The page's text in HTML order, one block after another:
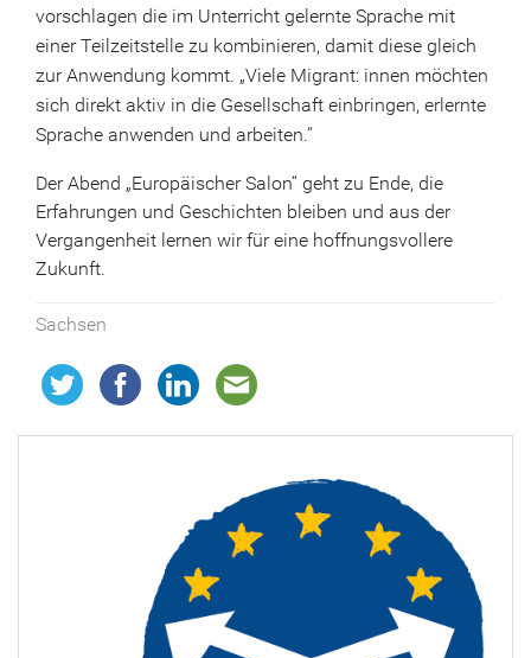
vorschlagen die im Unterricht gelernte Sprache mit
einer Teilzeitstelle zu kombinieren, damit diese gleich
zur Anwendung kommt. „Viele Migrant: innen möchten
sich direkt aktiv in die Gesellschaft einbringen, erlernte
Sprache anwenden und arbeiten.“
Der Abend „Europäischer Salon“ geht zu Ende, die
Erfahrungen und Geschichten bleiben und aus der
Vergangenheit lernen wir für eine hoffnungsvollere
Zukunft.
Sachsen